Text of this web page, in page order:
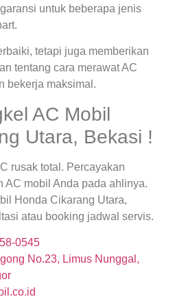
untuk beberapa jenis
tetapi juga memberikan
tentang cara merawat AC
bekerja maksimal.
AC Mobil
Utara, Bekasi !
rusak total. Percayakan
AC mobil Anda pada ahlinya.
Honda Cikarang Utara,
atau booking jadwal servis.
0545
No.23, Limus Nunggal,